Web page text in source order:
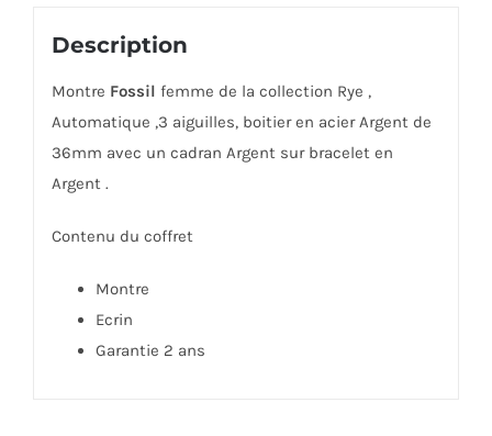
Description
Montre Fossil femme de la collection Rye ,
Automatique ,3 aiguilles, boitier en acier Argent de
36mm avec un cadran Argent sur bracelet en
Argent .
Contenu du coffret
Montre
Ecrin
Garantie 2 ans